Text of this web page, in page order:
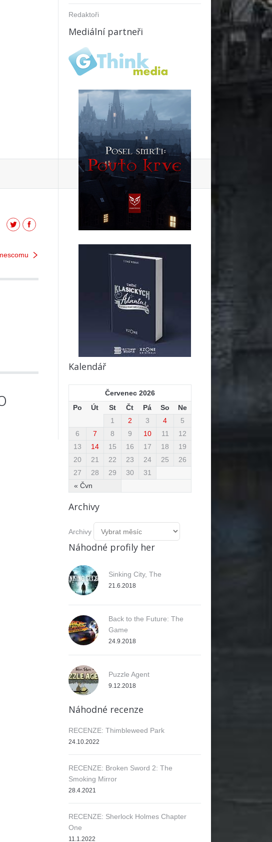
Facebook
Twitter
Redaktoři
Mediální partneři
Kalendář
Červenec 2026
Po
Út St Čt Pá So Ne
« Čvn
1 2 3 4
5
6
7 8 9 10 11
12
13
14 15 16 17 18
19
20
21 22 23 24 25
26
27
28 29 30 31
Archivy
Archivy
Náhodné profily her
Sinking City, The
21.6.2018
Back to the Future: The
Game
24.9.2018
Puzzle Agent
9.12.2018
Náhodné recenze
RECENZE: Thimbleweed Park
24.10.2022
RECENZE: Broken Sword 2: The
Smoking Mirror
28.4.2021
RECENZE: Sherlock Holmes Chapter
One
11.1.2022